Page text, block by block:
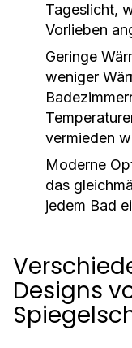
Tageslicht,
Vorlieben
Geringe
weniger
vermieden
Moderne
das
jedem Bad
Designs